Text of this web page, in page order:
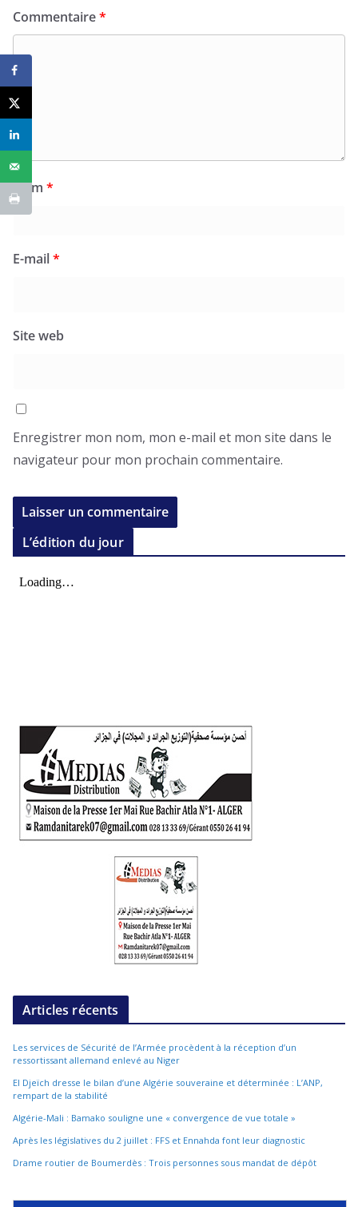
Commentaire*
Nom *
E-mail*
Site web
Enregistrer mon nom, mon e-mail et mon site dans le
navigateur pour mon prochain commentaire.
L’édition du jour
Articles récents
Les services de Sécurité de l’Armée procèdent à la réception d’un
ressortissant allemand enlevé au Niger
El Djeïch dresse le bilan d’une Algérie souveraine et déterminée : L’ANP,
rempart de la stabilité
Algérie-Mali : Bamako souligne une « convergence de vue totale »
Après les législatives du 2 juillet : FFS et Ennahda font leur diagnostic
Drame routier de Boumerdès : Trois personnes sous mandat de dépôt